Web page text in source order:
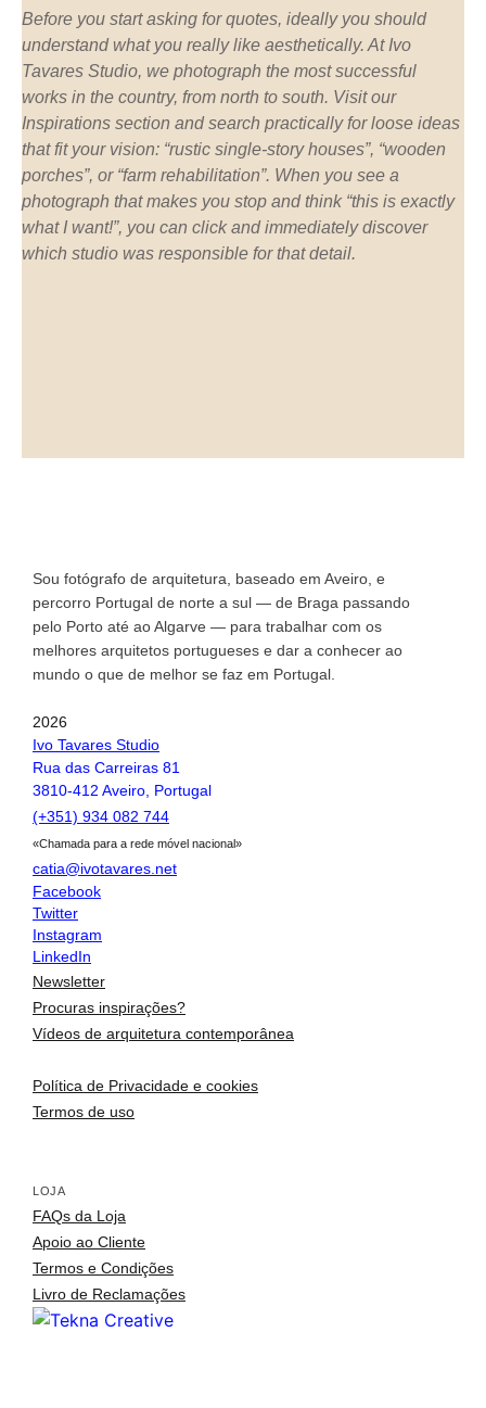
arquitetura portuguesa
Before you start asking for quotes, ideally you should
understand what you really like aesthetically. At Ivo
Tavares Studio, we photograph the most successful
works in the country, from north to south. Visit our
Inspirations section and search practically for loose ideas
that fit your vision: “rustic single-story houses”, “wooden
porches”, or “farm rehabilitation”. When you see a
photograph that makes you stop and think “this is exactly
what I want!”, you can click and immediately discover
which studio was responsible for that detail.
Sou fotógrafo de arquitetura, baseado em Aveiro, e
percorro Portugal de norte a sul — de Braga passando
pelo Porto até ao Algarve — para trabalhar com os
melhores arquitetos portugueses e dar a conhecer ao
mundo o que de melhor se faz em Portugal.
2026
Ivo Tavares Studio
Rua das Carreiras 81
3810-412 Aveiro, Portugal
(+351) 934 082 744
«Chamada para a rede móvel nacional»
catia@ivotavares.net
Facebook
Twitter
Instagram
LinkedIn
Newsletter
Procuras inspirações?
Vídeos de arquitetura contemporânea
Política de Privacidade e cookies
Termos de uso
LOJA
FAQs da Loja
Apoio ao Cliente
Termos e Condições
Livro de Reclamações